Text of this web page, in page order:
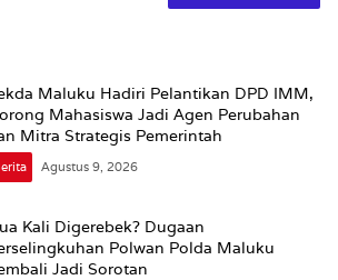
Maluku Hadiri Pelantikan DPD IMM,
Mahasiswa Jadi Agen Perubahan
Mitra Strategis Pemerintah
Agustus 9, 2026
Kali Digerebek? Dugaan
Polwan Polda Maluku
Jadi Sorotan